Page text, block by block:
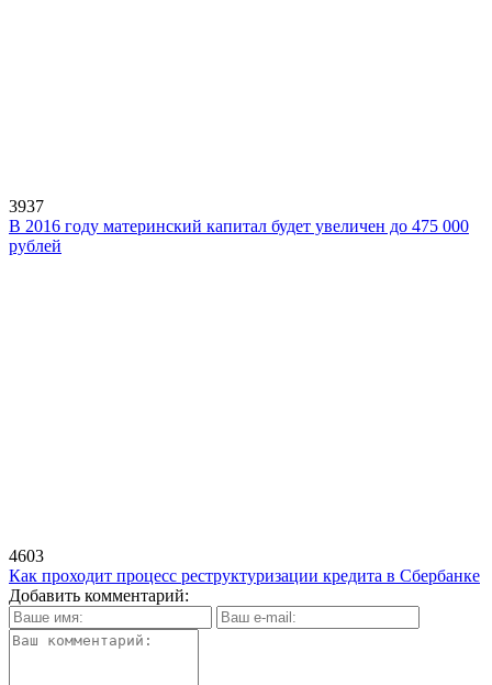
3937
В 2016 году материнский капитал будет увеличен до 475 000
рублей
4603
Как проходит процесс реструктуризации кредита в Сбербанке
Добавить комментарий: